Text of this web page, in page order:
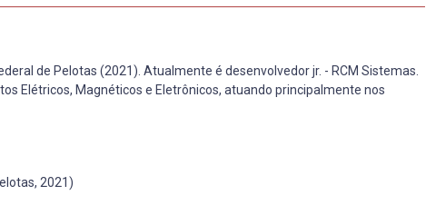
de Pelotas (2021). Atualmente é desenvolvedor jr. - RCM Sistemas.
Elétricos, Magnéticos e Eletrônicos, atuando principalmente nos
2021)